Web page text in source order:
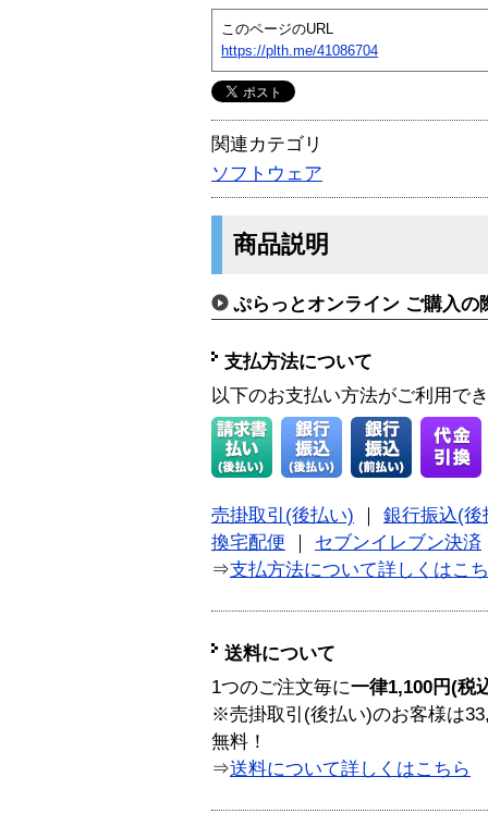
このページのURL
https://plth.me/41086704
関連カテゴリ
ソフトウェア
商品説明
ぷらっとオンライン ご購入の
支払方法について
以下のお支払い方法がご利用で
売掛取引(後払い)
銀行振込(後
換宅配便
セブンイレブン決済
⇒支払方法について詳しくはこ
送料について
1つのご注文毎に一律1,100円(税
※売掛取引(後払い)のお客様は
無料！
⇒送料について詳しくはこちら